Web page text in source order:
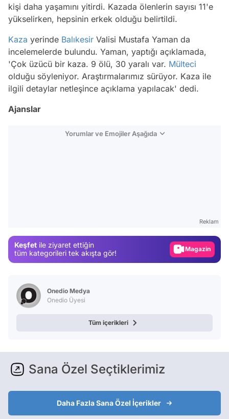
kişi daha yaşamını yitirdi. Kazada ölenlerin sayısı 11'e
yükselirken, hepsinin erkek olduğu belirtildi.
Kaza yerinde Balıkesir Valisi Mustafa Yaman da
incelemelerde bulundu. Yaman, yaptığı açıklamada,
'Çok üzücü bir kaza. 9 ölü, 30 yaralı var. Mülteci
olduğu söyleniyor. Araştırmalarımız sürüyor. Kaza ile
ilgili detaylar netleşince açıklama yapılacak' dedi.
Ajanslar
Yorumlar ve Emojiler Aşağıda
Reklam
Keşfet ile ziyaret ettiğin
tüm kategorileri tek akışta gör!
Magazin
Onedio Medya
Onedio Üyesi
Tüm içerikleri
Sana Özel Seçtiklerimiz
Daha Fazla Sana Özel İçerikler